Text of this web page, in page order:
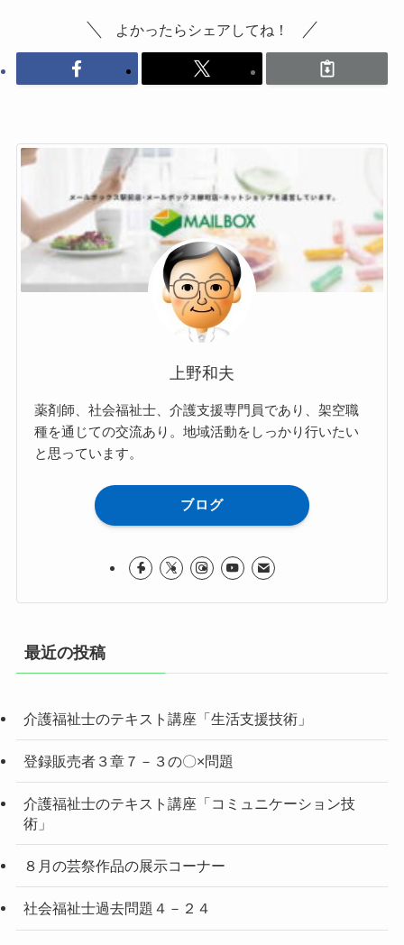
よかったらシェアしてね！
上野和夫
薬剤師、社会福祉士、介護支援専門員であり、架空職
種を通じての交流あり。地域活動をしっかり行いたい
と思っています。
ブログ
最近の投稿
介護福祉士のテキスト講座「生活支援技術」
登録販売者３章７－３の〇×問題
介護福祉士のテキスト講座「コミュニケーション技
術」
８月の芸祭作品の展示コーナー
社会福祉士過去問題４－２４